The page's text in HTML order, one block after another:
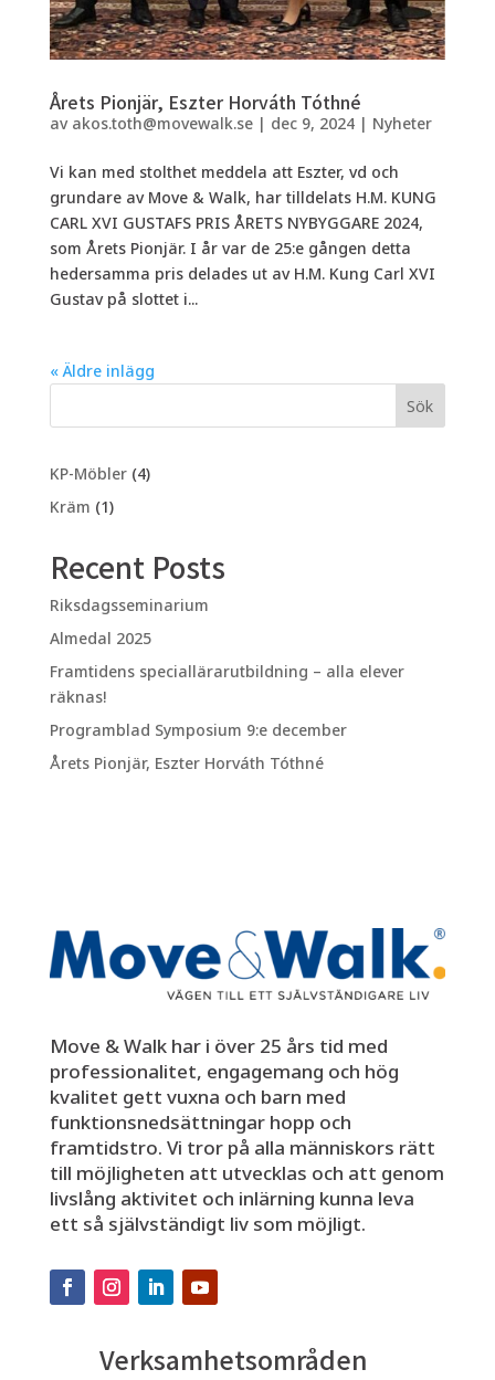
Årets Pionjär, Eszter Horváth Tóthné
av akos.toth@movewalk.se| dec 9, 2024| Nyheter
Vi kan med stolthet meddela att Eszter, vd och
grundare av Move & Walk, har tilldelats H.M. KUNG
CARL XVI GUSTAFS PRIS ÅRETS NYBYGGARE 2024,
som Årets Pionjär. I år var de 25:e gången detta
hedersamma pris delades ut av H.M. Kung Carl XVI
Gustav på slottet i...
« Äldre inlägg
Sök
KP-Möbler 44
Kräm 11
Recent Posts
Riksdagsseminarium
Almedal 2025
Framtidens speciallärarutbildning – alla elever
räknas!
Programblad Symposium 9:e december
Årets Pionjär, Eszter Horváth Tóthné
Move & Walk har i över 25 års tid med
professionalitet, engagemang och hög
kvalitet gett vuxna och barn med
funktionsnedsättningar hopp och
framtidstro. Vi tror på alla människors rätt
till möjligheten att utvecklas och att genom
livslång aktivitet och inlärning kunna leva
ett så självständigt liv som möjligt.
Verksamhetsområden